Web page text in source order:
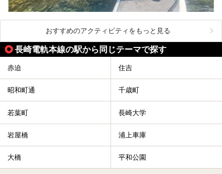
おすすめのアクティビティをもっと見る
長崎電軌本線の駅から同じテーマで探す
赤迫 住吉
昭和町通 千歳町
若葉町 長崎大学
岩屋橋 浦上車庫
大橋 平和公園